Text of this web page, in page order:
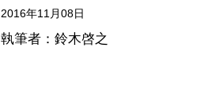
2016年11月08日
執筆者：鈴木啓之